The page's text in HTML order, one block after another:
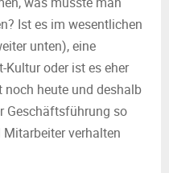
Ist es im wesentlichen
unten), eine
Kultur oder ist es eher
noch heute und deshalb
Geschäftsführung so
verhalten